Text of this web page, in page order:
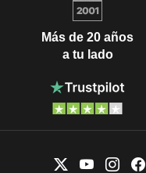
Más de 20 años
a tu lado